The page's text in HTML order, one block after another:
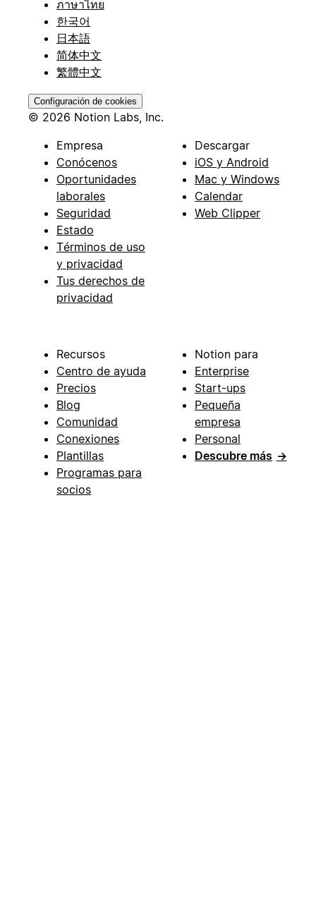
ภาษาไทย
한국어
日本語
简体中文
繁體中文
Configuración de cookies
© 2026 Notion Labs, Inc.
Empresa
Conócenos
Oportunidades
laborales
Seguridad
Estado
Términos de uso
y privacidad
Tus derechos de
privacidad
Descargar
iOS y Android
Mac y Windows
Calendar
Web Clipper
Recursos
Centro de ayuda
Precios
Blog
Comunidad
Conexiones
Plantillas
Programas para
socios
Notion para
Enterprise
Start-ups
Pequeña
empresa
Personal
Descubre más →